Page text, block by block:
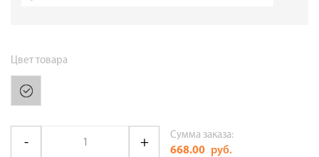
Цвет товара
Сумма заказа:
668.00 руб.